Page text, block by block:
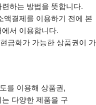
하는 방법을 뜻합니다.
액결제를 이용하기 전에 본
서 이용합니다.
금화가 가능한 상품권이 가
를 이용해 상품권,
다양한 제품을 구